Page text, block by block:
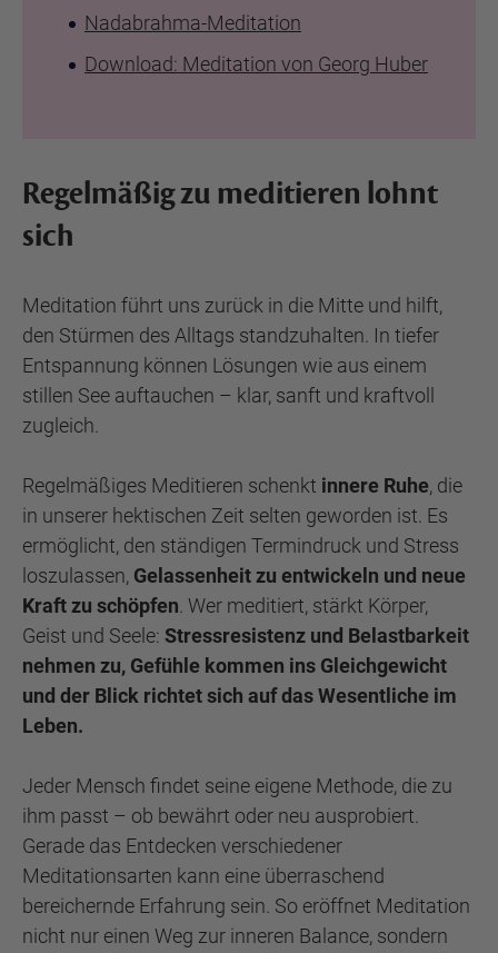
Nadabrahma-Meditation
Download: Meditation von Georg Huber
Regelmäßig zu meditieren lohnt
sich
Meditation führt uns zurück in die Mitte und hilft,
den Stürmen des Alltags standzuhalten. In tiefer
Entspannung können Lösungen wie aus einem
stillen See auftauchen – klar, sanft und kraftvoll
zugleich.
Regelmäßiges Meditieren schenkt innere Ruhe, die
in unserer hektischen Zeit selten geworden ist. Es
ermöglicht, den ständigen Termindruck und Stress
loszulassen, Gelassenheit zu entwickeln und neue
Kraft zu schöpfen . Wer meditiert, stärkt Körper,
Geist und Seele: Stressresistenz und Belastbarkeit
nehmen zu, Gefühle kommen ins Gleichgewicht
und der Blick richtet sich auf das Wesentliche im
Leben.
Jeder Mensch findet seine eigene Methode, die zu
ihm passt – ob bewährt oder neu ausprobiert.
Gerade das Entdecken verschiedener
Meditationsarten kann eine überraschend
bereichernde Erfahrung sein. So eröffnet Meditation
nicht nur einen Weg zur inneren Balance, sondern